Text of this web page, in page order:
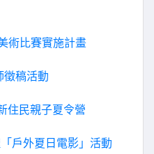
術比賽實施計畫
徵稿活動
住民親子夏令營
戶外夏日電影」活動